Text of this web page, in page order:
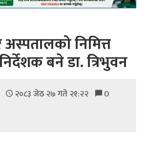
निमित्त
बने डा. त्रिभुवन
२०८३ जेठ २७ गते २१:२२ 0